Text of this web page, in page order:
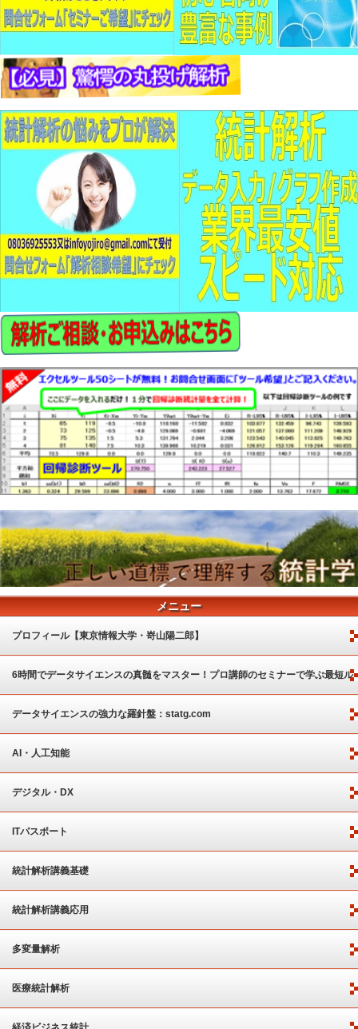
メニュー
プロフィール【東京情報大学・嵜山陽二郎】
6時間でデータサイエンスの真髄をマスター！プロ講師のセミナーで学ぶ最短ル
ート
データサイエンスの強力な羅針盤：statg.com
AI・人工知能
デジタル・DX
ITパスポート
統計解析講義基礎
統計解析講義応用
多変量解析
医療統計解析